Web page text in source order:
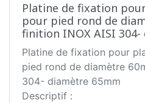
Platine de fixation
pour pied rond de
finition INOX AISI
Platine de fixation pour
pied rond de diamètre
304- diamètre 65mm
Descriptif :